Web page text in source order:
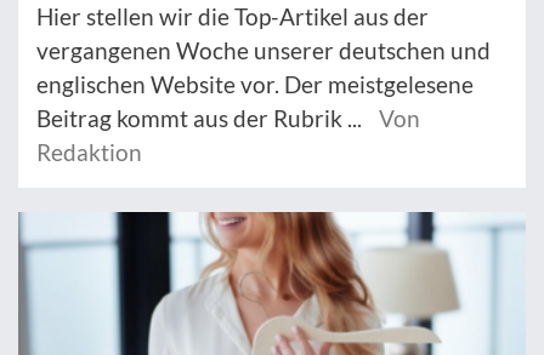
Hier stellen wir die Top-Artikel aus der
vergangenen Woche unserer deutschen und
englischen Website vor. Der meistgelesene
Beitrag kommt aus der Rubrik ...
Von
Redaktion